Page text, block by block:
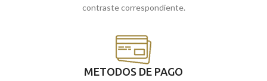
contraste correspondiente.
METODOS DE PAGO